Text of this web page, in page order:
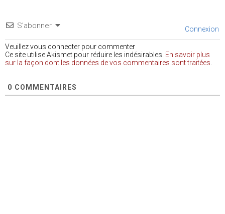
S’abonner Connexion
Veuillez vous connecter pour commenter
Ce site utilise Akismet pour réduire les indésirables. En savoir plus
sur la façon dont les données de vos commentaires sont traitées
0 COMMENTAIRES